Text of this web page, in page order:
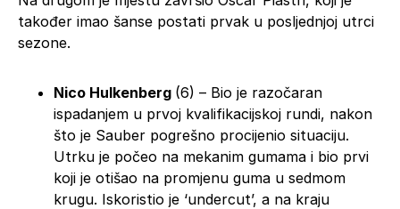
također imao šanse postati prvak u posljednjoj utrci
sezone.
Nico Hulkenberg (6) – Bio je razočaran
ispadanjem u prvoj kvalifikacijskoj rundi, nakon
što je Sauber pogrešno procijenio situaciju.
Utrku je počeo na mekanim gumama i bio prvi
koji je otišao na promjenu guma u sedmom
krugu. Iskoristio je ‘undercut’, a na kraju